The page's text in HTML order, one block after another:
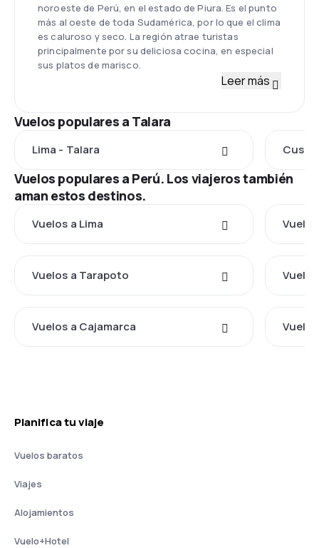
noroeste de Perú, en el estado de Piura. Es el punto
más al oeste de toda Sudamérica, por lo que el clima
es caluroso y seco. La región atrae turistas
principalmente por su deliciosa cocina, en especial
sus platos de marisco.
Leer más
Vuelos populares a Talara
Lima - Talara
Vuelos populares a Perú. Los viajeros también
aman estos destinos.
Vuelos a Lima
Vuelos a Tarapoto
Vuelos a Cajamarca
Planifica tu viaje
Vuelos baratos
Viajes
Alojamientos
Vuelo+Hotel